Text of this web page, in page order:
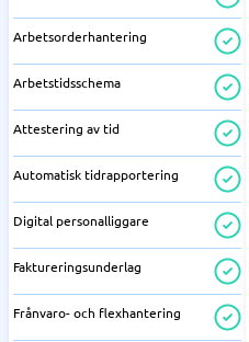
Arbetsorderhantering
Arbetstidsschema
Attestering av tid
Automatisk tidrapportering
Digital personalliggare
Faktureringsunderlag
Frånvaro- och flexhantering